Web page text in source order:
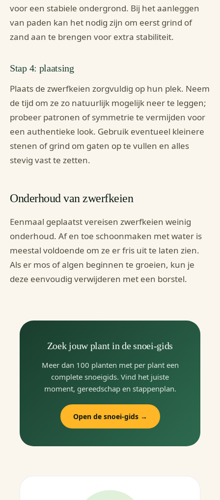
voor een stabiele ondergrond. Bij het aanleggen
van paden kan het nodig zijn om eerst grind of
zand aan te brengen voor extra stabiliteit.
Stap 4: plaatsing
Plaats de zwerfkeien zorgvuldig op hun plek. Neem
de tijd om ze zo natuurlijk mogelijk neer te leggen;
probeer patronen of symmetrie te vermijden voor
een authentieke look. Gebruik eventueel kleinere
stenen of grind om gaten op te vullen en alles
stevig vast te zetten.
Onderhoud van zwerfkeien
Eenmaal geplaatst vereisen zwerfkeien weinig
onderhoud. Af en toe schoonmaken met water is
meestal voldoende om ze er fris uit te laten zien.
Als er mos of algen beginnen te groeien, kun je
deze eenvoudig verwijderen met een borstel.
Zoek jouw plant in de snoei-gids
Meer dan 100 planten met per plant een
complete snoeigids. Vind het juiste
moment, gereedschap en stappenplan.
Open de snoei-gids →